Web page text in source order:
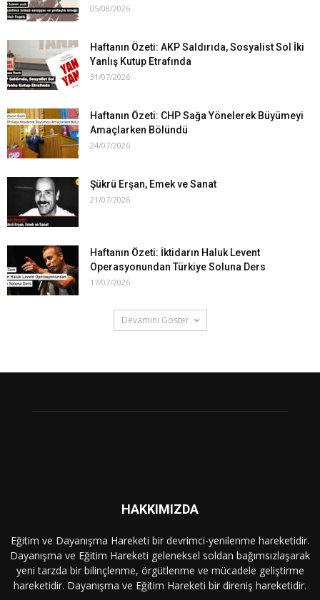
05/08/2026
Haftanın Özeti: AKP Saldırıda, Sosyalist Sol İki
Yanlış Kutup Etrafında
31/07/2026
Haftanın Özeti: CHP Sağa Yönelerek Büyümeyi
Amaçlarken Bölündü
24/07/2026
Şükrü Erşan, Emek ve Sanat
21/07/2026
Haftanın Özeti: İktidarın Haluk Levent
Operasyonundan Türkiye Soluna Ders
17/07/2026
Devamını Göster
HAKKIMIZDA
Eğitim ve Dayanışma Hareketi bir devrimci-yenilenme hareketidir.
Dayanışma ve Eğitim Hareketi geleneksel soldan bağımsızlaşarak
yeni tarzda bir bilinçlenme, örgütlenme ve mücadele geliştirme
hareketidir. Dayanışma ve Eğitim Hareketi bir direniş hareketidir.